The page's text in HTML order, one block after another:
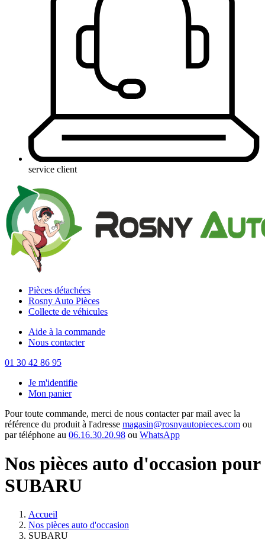
service client
Pièces détachées
Rosny Auto Pièces
Collecte de véhicules
Aide à la commande
Nous contacter
01 30 42 86 95
Je m'identifie
Mon panier
Pour toute commande, merci de nous contacter par mail avec la
référence du produit à l'adresse magasin@rosnyautopieces.com ou
par téléphone au 06.16.30.20.98 ou WhatsApp
Nos pièces auto d'occasion pour
SUBARU
Accueil
Nos pièces auto d'occasion
SUBARU